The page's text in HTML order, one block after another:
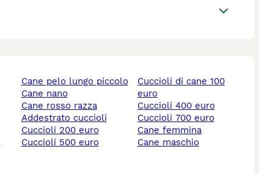
cane pelo lungo piccolo
cane nano
cane rosso razza
addestrato cuccioli
cuccioli 200 euro
cuccioli 500 euro
cuccioli di cane 100
euro
cuccioli 400 euro
cuccioli 700 euro
cane femmina
cane maschio